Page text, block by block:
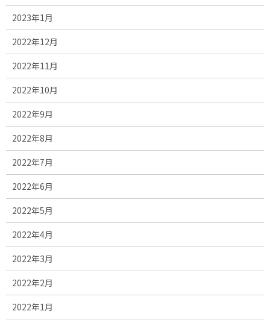
2023年1月
2022年12月
2022年11月
2022年10月
2022年9月
2022年8月
2022年7月
2022年6月
2022年5月
2022年4月
2022年3月
2022年2月
2022年1月